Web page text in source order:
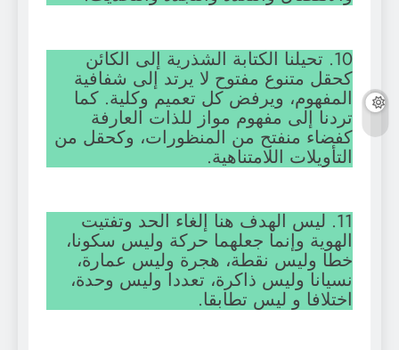
10. تحيلنا الكتابة الشذرية إلى الكائن
كحقل متنوع مفتوح لا يرتد إلى شفافية
المفهوم، ويرفض كل تعميم وكلية. كما
تردنا إلى مفهوم مواز للذات العارفة
كفضاء منفتح من المنظورات، وكحقل من
التأويلات اللامتناهية.
11. ليس الهدف هنا إلغاء الحد وتفتيت
الهوية وإنما جعلهما حركة وليس سكونا،
خطا وليس نقطة، هجرة وليس عمارة،
نسيانا وليس ذاكرة، تعددا وليس وحدة،
اختلافا و ليس تطابقا.